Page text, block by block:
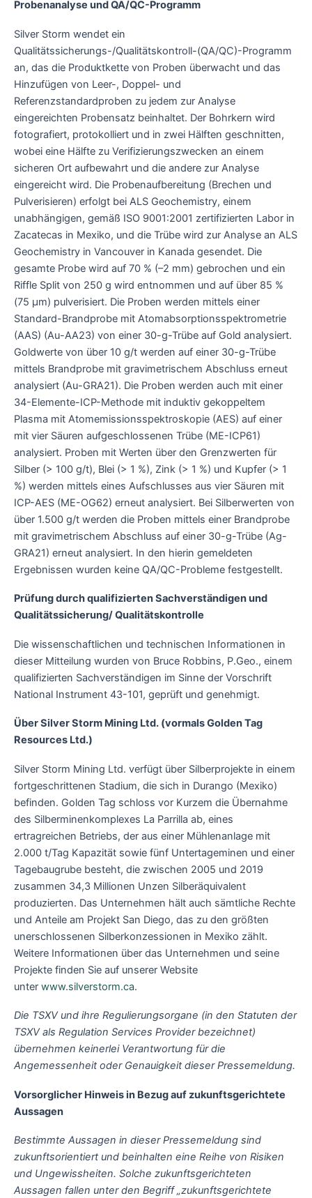
Probenanalyse und QA/QC-Programm
Silver Storm wendet ein
Qualitätssicherungs-/Qualitätskontroll-(QA/QC)-Programm
an, das die Produktkette von Proben überwacht und das
Hinzufügen von Leer-, Doppel- und
Referenzstandardproben zu jedem zur Analyse
eingereichten Probensatz beinhaltet. Der Bohrkern wird
fotografiert, protokolliert und in zwei Hälften geschnitten,
wobei eine Hälfte zu Verifizierungszwecken an einem
sicheren Ort aufbewahrt und die andere zur Analyse
eingereicht wird. Die Probenaufbereitung (Brechen und
Pulverisieren) erfolgt bei ALS Geochemistry, einem
unabhängigen, gemäß ISO 9001:2001 zertifizierten Labor in
Zacatecas in Mexiko, und die Trübe wird zur Analyse an ALS
Geochemistry in Vancouver in Kanada gesendet. Die
gesamte Probe wird auf 70 % (–2 mm) gebrochen und ein
Riffle Split von 250 g wird entnommen und auf über 85 %
(75 µm) pulverisiert. Die Proben werden mittels einer
Standard-Brandprobe mit Atomabsorptionsspektrometrie
(AAS) (Au-AA23) von einer 30-g-Trübe auf Gold analysiert.
Goldwerte von über 10 g/t werden auf einer 30-g-Trübe
mittels Brandprobe mit gravimetrischem Abschluss erneut
analysiert (Au-GRA21). Die Proben werden auch mit einer
34-Elemente-ICP-Methode mit induktiv gekoppeltem
Plasma mit Atomemissionsspektroskopie (AES) auf einer
mit vier Säuren aufgeschlossenen Trübe (ME-ICP61)
analysiert. Proben mit Werten über den Grenzwerten für
Silber (> 100 g/t), Blei (> 1 %), Zink (> 1 %) und Kupfer (> 1
%) werden mittels eines Aufschlusses aus vier Säuren mit
ICP-AES (ME-OG62) erneut analysiert. Bei Silberwerten von
über 1.500 g/t werden die Proben mittels einer Brandprobe
mit gravimetrischem Abschluss auf einer 30-g-Trübe (Ag-
GRA21) erneut analysiert. In den hierin gemeldeten
Ergebnissen wurden keine QA/QC-Probleme festgestellt.
Prüfung durch qualifizierten Sachverständigen und
Qualitätssicherung/ Qualitätskontrolle
Die wissenschaftlichen und technischen Informationen in
dieser Mitteilung wurden von Bruce Robbins, P.Geo., einem
qualifizierten Sachverständigen im Sinne der Vorschrift
National Instrument 43-101, geprüft und genehmigt.
Über Silver Storm Mining Ltd. (vormals Golden Tag
Resources Ltd.)
Silver Storm Mining Ltd. verfügt über Silberprojekte in einem
fortgeschrittenen Stadium, die sich in Durango (Mexiko)
befinden. Golden Tag schloss vor Kurzem die Übernahme
des Silberminenkomplexes La Parrilla ab, eines
ertragreichen Betriebs, der aus einer Mühlenanlage mit
2.000 t/Tag Kapazität sowie fünf Untertageminen und einer
Tagebaugrube besteht, die zwischen 2005 und 2019
zusammen 34,3 Millionen Unzen Silberäquivalent
produzierten. Das Unternehmen hält auch sämtliche Rechte
und Anteile am Projekt San Diego, das zu den größten
unerschlossenen Silberkonzessionen in Mexiko zählt.
Weitere Informationen über das Unternehmen und seine
Projekte finden Sie auf unserer Website
unter www.silverstorm.ca.
Die TSXV und ihre Regulierungsorgane (in den Statuten der
TSXV als Regulation Services Provider bezeichnet)
übernehmen keinerlei Verantwortung für die
Angemessenheit oder Genauigkeit dieser Pressemeldung.
Vorsorglicher Hinweis in Bezug auf zukunftsgerichtete
Aussagen
Bestimmte Aussagen in dieser Pressemeldung sind
zukunftsorientiert und beinhalten eine Reihe von Risiken
und Ungewissheiten. Solche zukunftsgerichteten
Aussagen fallen unter den Begriff „zukunftsgerichtete